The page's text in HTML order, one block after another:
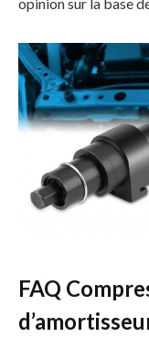
opinion sur la base
FAQ